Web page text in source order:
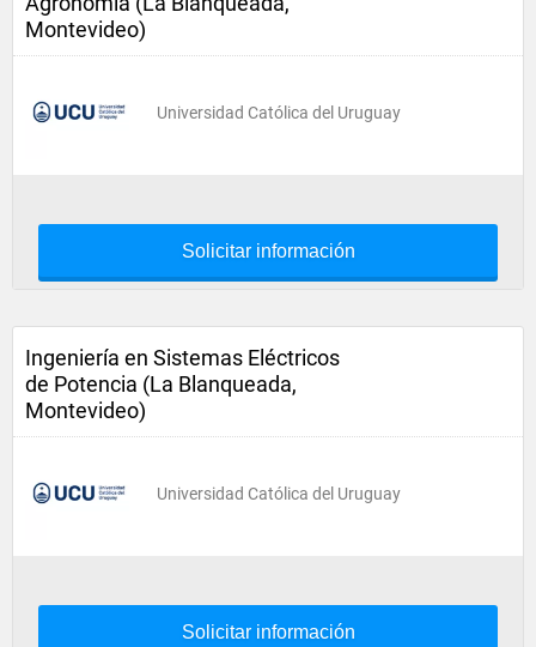
Montevideo)
Universidad Católica del Uruguay
Solicitar información
Ingeniería en Sistemas Eléctricos
de Potencia (La Blanqueada,
Montevideo)
Universidad Católica del Uruguay
Solicitar información